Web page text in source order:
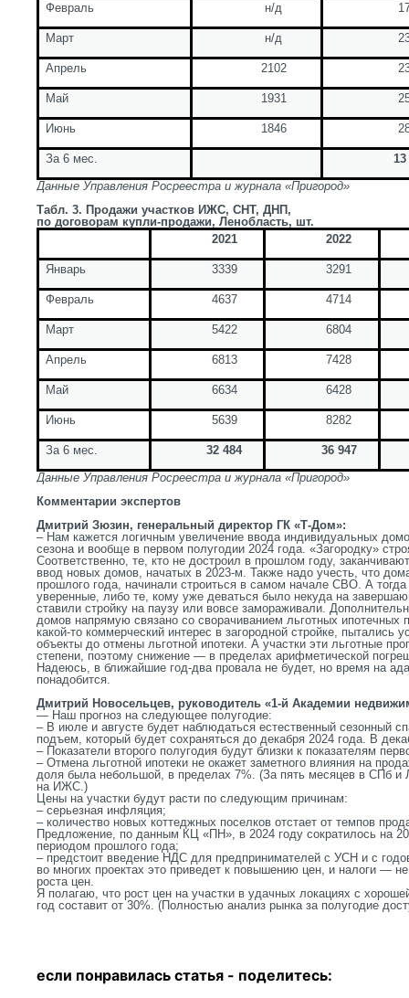
Февраль н/д
Март н/д
Апрель 2102
Май 1931
Июнь 1846
За 6 мес.
13
Данные Управления Росреестра и журнала «Пригород»
Табл. 3. Продажи участков ИЖС, СНТ, ДНП,
по договорам купли-продажи, Ленобласть, шт.
2021
2022
Январь 3339 3291
Февраль 4637 4714
Март 5422 6804
Апрель 6813 7428
Май 6634 6428
Июнь 5639 8282
За 6 мес. 32 484
36 947
Данные Управления Росреестра и журнала «Пригород»
Комментарии экспертов
Дмитрий Зюзин, генеральный директор ГК «Т-Дом»:
– Нам кажется логичным увеличение ввода индивидуальных
сезона и вообще в первом полугодии 2024 года. «Загородку»
Соответственно, те, кто не достроил в прошлом году,
ввод новых домов, начатых в 2023-м. Также надо учесть, что
прошлого года, начинали строиться в самом начале СВО. А
уверенные, либо те, кому уже деваться было некуда на
ставили стройку на паузу или вовсе замораживали.
домов напрямую связано со сворачиванием льготных
какой-то коммерческий интерес в загородной стройке, пытались
объекты до отмены льготной ипотеки. А участки эти льготные
степени, поэтому снижение — в пределах арифметической
Надеюсь, в ближайшие год-два провала не будет, но время на
понадобится.
Дмитрий Новосельцев, руководитель «1-й Академии
— Наш прогноз на следующее полугодие:
– В июле и августе будет наблюдаться естественный сезонный
подъем, который будет сохраняться до декабря 2024 года. В
– Показатели второго полугодия будут близки к показателям
– Отмена льготной ипотеки не окажет заметного влияния на
доля была небольшой, в пределах 7%. (За пять месяцев в СПб и
на ИЖС.)
Цены на участки будут расти по следующим причинам:
– серьезная инфляция;
– количество новых коттеджных поселков отстает от темпов
Предложение, по данным КЦ «ПН», в 2024 году сократилось на
периодом прошлого года;
– предстоит введение НДС для предпринимателей с УСН и с
во многих проектах это приведет к повышению цен, и налоги —
роста цен.
Я полагаю, что рост цен на участки в удачных локациях с
год составит от 30%. (Полностью анализ рынка за полугодие
если понравилась статья - поделитесь: